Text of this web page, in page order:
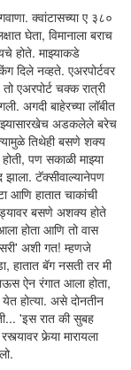
क्वांटासच्या ए ३८०
घेता, विमानाला बराच
होते. माझ्याकडे
दिले नव्हते. एअरपोर्टवर
एअरपोर्ट चक्क रात्री
अगदी बाहेरच्या लॉबीत
अडकलेले बरेच
तिथेही बसणे शक्य
पण सकाळी माझ्या
झाला. टॅक्सीवाल्यानेपण
आणि हातात चाकांची
बसणे अशक्य होते
होता आणि तो वास
अशी गत! म्हणजे
हातात बॅग नसती तर मी
ऐन रंगात आला होता,
होत्या. असे दोनतीन
'इस रात की सुबह
फेर्‍या मारायला